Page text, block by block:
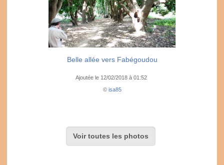
Belle allée vers Fabégoudou
Ajoutée le 12/02/2018 à 01:52
© isa85
Voir toutes les photos